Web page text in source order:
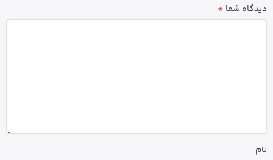
دیدگاه شما *
نام